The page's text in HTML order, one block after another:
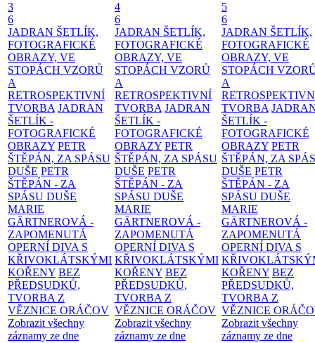
3
6
JADRAN ŠETLÍK,
FOTOGRAFICKÉ
OBRAZY, VE
STOPÁCH VZORŮ
A
RETROSPEKTIVNÍ
TVORBA JADRAN
ŠETLÍK -
FOTOGRAFICKÉ
OBRAZY PETR
ŠTĚPÁN, ZA SPÁSU
DUŠE PETR
ŠTĚPÁN - ZA
SPÁSU DUŠE
MARIE
GÄRTNEROVÁ -
ZAPOMENUTÁ
OPERNÍ DIVA S
KŘIVOKLÁTSKÝMI
KOŘENY BEZ
PŘEDSUDKŮ,
TVORBA Z
VĚZNICE ORÁČOV
Zobrazit všechny
záznamy ze dne
4
6
JADRAN ŠETLÍK,
FOTOGRAFICKÉ
OBRAZY, VE
STOPÁCH VZORŮ
A
RETROSPEKTIVNÍ
TVORBA JADRAN
ŠETLÍK -
FOTOGRAFICKÉ
OBRAZY PETR
ŠTĚPÁN, ZA SPÁSU
DUŠE PETR
ŠTĚPÁN - ZA
SPÁSU DUŠE
MARIE
GÄRTNEROVÁ -
ZAPOMENUTÁ
OPERNÍ DIVA S
KŘIVOKLÁTSKÝMI
KOŘENY BEZ
PŘEDSUDKŮ,
TVORBA Z
VĚZNICE ORÁČOV
Zobrazit všechny
záznamy ze dne
5
6
JADRAN ŠETLÍK,
FOTOGRAFICKÉ
OBRAZY, VE
STOPÁCH
A
TVORBA
ŠETLÍK -
FOTOGRAFICKÉ
OBRAZY PETR
ŠTĚPÁN, ZA
DUŠE PETR
ŠTĚPÁN - ZA
SPÁSU DUŠE
MARIE
GÄRTNEROVÁ -
ZAPOMENUTÁ
OPERNÍ DIVA S
KOŘENY BEZ
PŘEDSUDKŮ,
TVORBA Z
VĚZNICE
Zobrazit všechny
záznamy ze dne